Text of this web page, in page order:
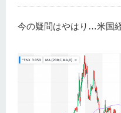
今の疑問はやはり…米国